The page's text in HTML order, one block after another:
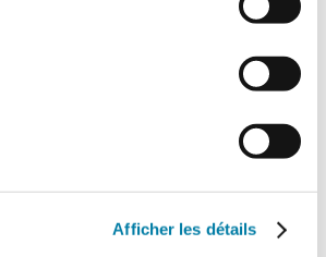
Afficher les détails